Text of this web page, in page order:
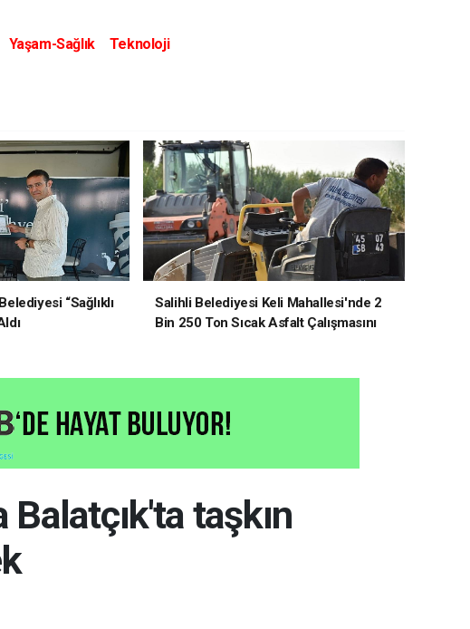
Yaşam-Sağlık
Teknoloji
“Sağlıklı
Salihli Belediyesi Keli Mahallesi'nde 2
Bin 250 Ton Sıcak Asfalt Çalışmasını
Balatçık'ta taşkın